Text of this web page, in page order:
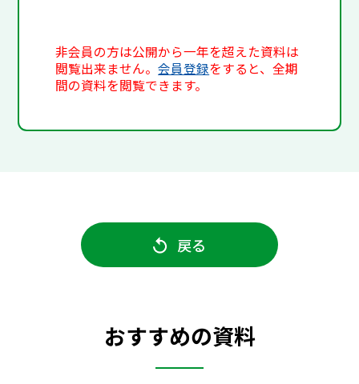
非会員の方は公開から一年を超えた資料は
閲覧出来ません。会員登録をすると、全期
間の資料を閲覧できます。
戻る
おすすめの資料